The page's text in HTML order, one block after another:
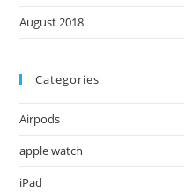
August 2018
Categories
Airpods
apple watch
iPad